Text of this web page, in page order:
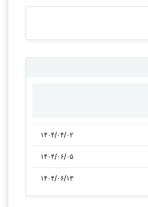
۱۴۰۴/۰۴/۰۲
۱۴۰۴/۰۶/۰۵
۱۴۰۴/۰۶/۱۳